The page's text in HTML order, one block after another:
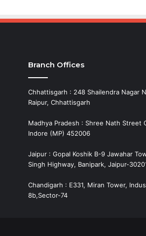
Branch Offices
Chhattisgarh : 248 Shailendra Nagar
Raipur, Chhattisgarh
Madhya Pradesh : Shree Nath Street
Indore (MP) 452006
Jaipur : Gopal Koshik B-9 Jawahar
Singh Highway, Banipark, Jaipur-
Chandigarh : E331, Miran Tower,
8b,Sector-74